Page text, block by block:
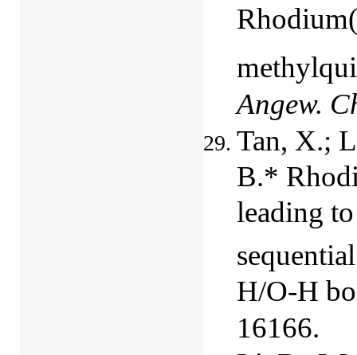
Angew.
Tan, X.;
B.*
leading
H/O-H
16166.